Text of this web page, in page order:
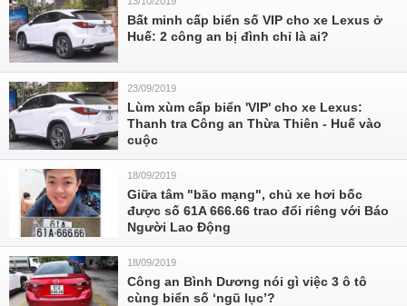
Bất minh cấp biển số VIP cho xe Lexus ở
Huế: 2 công an bị đình chỉ là ai?
23/09/2019
Lùm xùm cấp biển 'VIP' cho xe Lexus:
Thanh tra Công an Thừa Thiên - Huế vào
cuộc
18/09/2019
Giữa tâm "bão mạng", chủ xe hơi bốc
được số 61A 666.66 trao đổi riêng với Báo
Người Lao Động
18/09/2019
Công an Bình Dương nói gì việc 3 ô tô
cùng biển số ‘ngũ lục’?